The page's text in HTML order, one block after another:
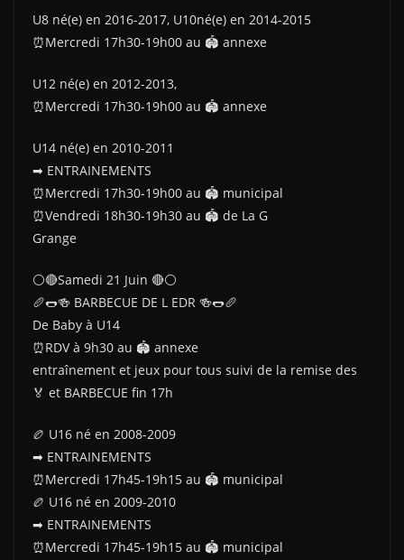
U8 né(e) en 2016-2017, U10né(e) en 2014-2015
⏰Mercredi 17h30-19h00 au 🏟 annexe
U12 né(e) en 2012-2013,
⏰Mercredi 17h30-19h00 au 🏟 annexe
U14 né(e) en 2010-2011
➡ ENTRAINEMENTS
⏰Mercredi 17h30-19h00 au 🏟 municipal
⏰Vendredi 18h30-19h30 au 🏟 de La G
Grange
⚪🔴Samedi 21 Juin 🔴⚪
🥖🌭🍻 BARBECUE DE L EDR 🍻🌭🥖
De Baby à U14
⏰RDV à 9h30 au 🏟 annexe
entraînement et jeux pour tous suivi de la remise des
🏅 et BARBECUE fin 17h
🏉 U16 né en 2008-2009
➡ ENTRAINEMENTS
⏰Mercredi 17h45-19h15 au 🏟 municipal
🏉 U16 né en 2009-2010
➡ ENTRAINEMENTS
⏰Mercredi 17h45-19h15 au 🏟 municipal